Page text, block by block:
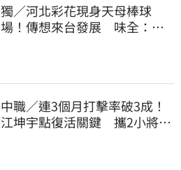
獨／河北彩花現身天母棒球
場！傳想來台發展 味全：歡
中職／連3個月打擊率破3成！
江坤宇點復活關鍵 攜2小將赴